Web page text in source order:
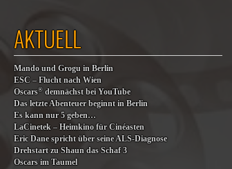
AKTUELL
Mando und Grogu in Berlin
ESC – Flucht nach Wien
Oscars® demnächst bei YouTube
Das letzte Abenteuer beginnt in Berlin
Es kann nur 5 geben…
LaCinetek – Heimkino für Cinéasten
Eric Dane spricht über seine ALS-Diagnose
Drehstart zu Shaun das Schaf 3
Oscars im Taumel